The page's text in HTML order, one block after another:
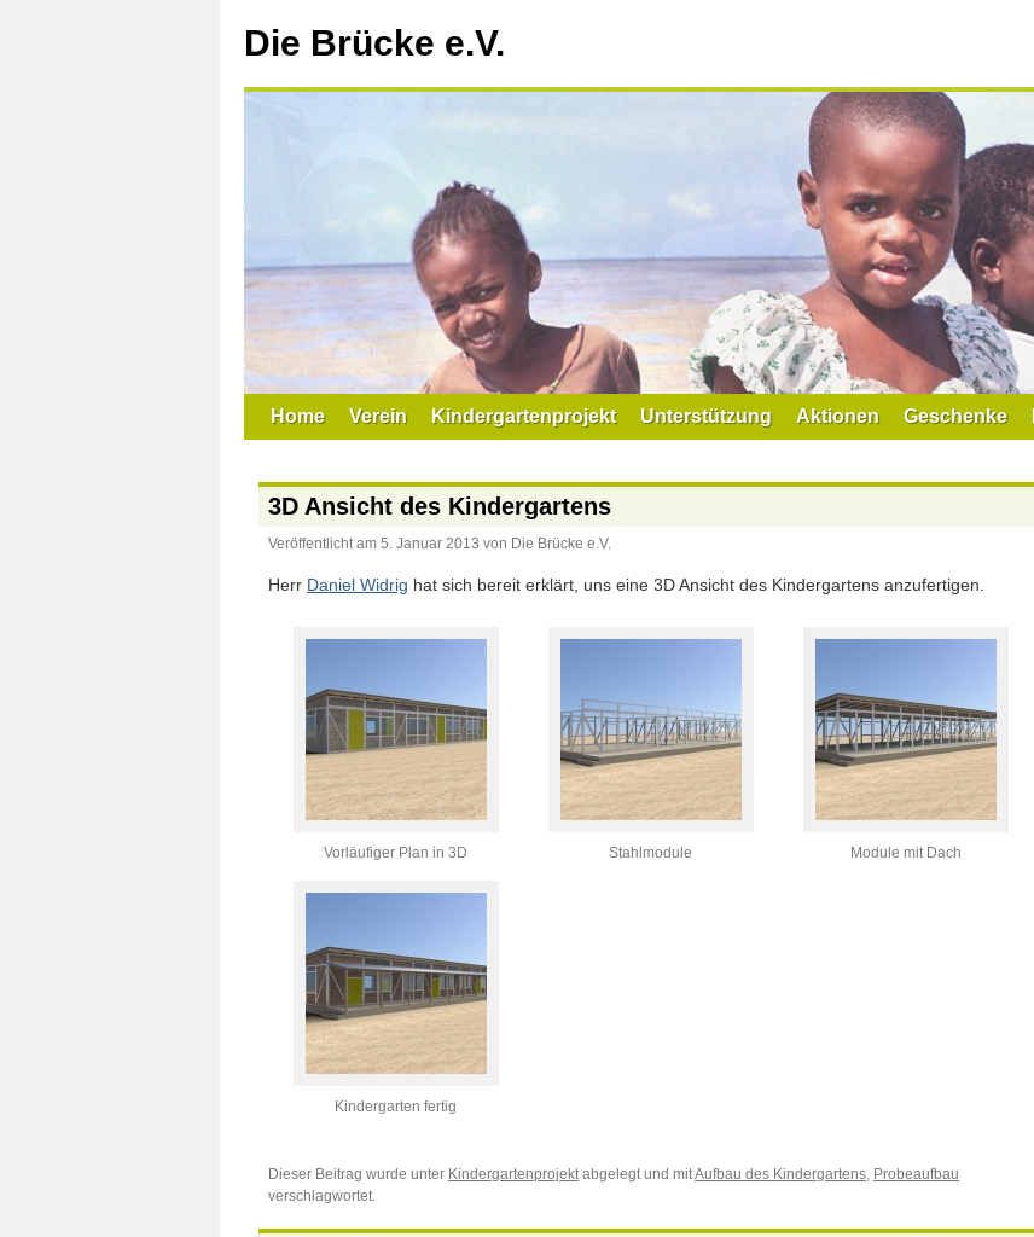
Inhalt
springen
Die Brücke e.V.
Home Verein Kindergartenprojekt Unterstützung Aktionen Geschenke
3D Ansicht des Kindergartens
Veröffentlicht am 5. Januar 2013 von Die Brücke e.V.
Herr Daniel Widrig hat sich bereit erklärt, uns eine 3D Ansicht des Kindergartens anzufertigen.
Vorläufiger Plan in 3D Stahlmodule Module mit Dach
Kindergarten fertig
Dieser Beitrag wurde unter Kindergartenprojektabgelegt und mitAufbau des Kindergartens, Probeaufbau
verschlagwortet.